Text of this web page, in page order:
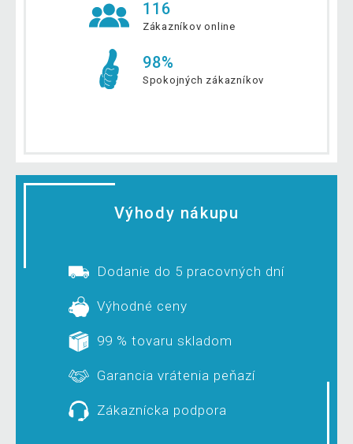
116
Zákazníkov online
98%
Spokojných zákazníkov
Výhody nákupu
Dodanie do 5 pracovných dní
Výhodné ceny
99 % tovaru skladom
Garancia vrátenia peňazí
Zákaznícka podpora